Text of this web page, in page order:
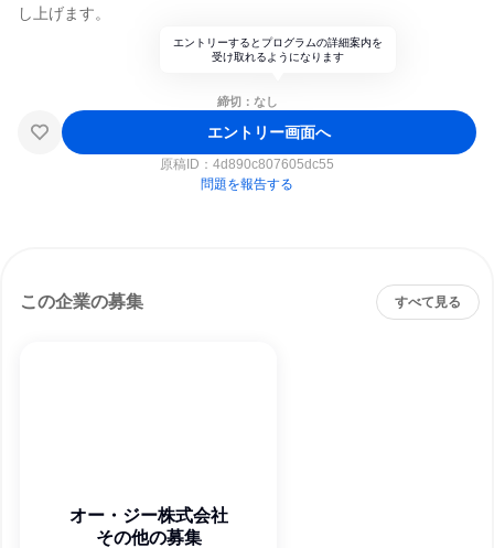
し上げます。
エントリーするとプログラムの詳細案内を
受け取れるようになります
締切：なし
エントリー画面へ
原稿ID： 4d890c807605dc55
問題を報告する
この企業の募集 すべて見る
オー・ジー株式会社
その他の募集